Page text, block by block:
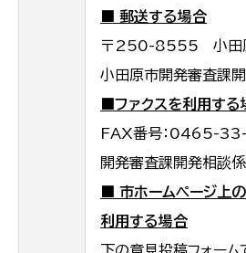
■ 郵送する場合
〒250-8555 小田
小田原市開発審査課
■ファクスを利用する
FAX番号：0465-
開発審査課開発相談
■ 市ホームページ上
利用する場合